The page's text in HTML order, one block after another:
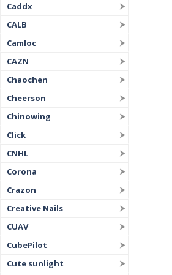
Caddx
CALB
Camloc
CAZN
Chaochen
Cheerson
Chinowing
Click
CNHL
Corona
Crazon
Creative Nails
CUAV
CubePilot
Cute sunlight